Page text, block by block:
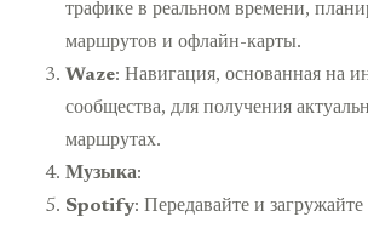
трафике в реальном времени,
маршрутов и офлайн-карты.
Waze: Навигация, основанная на
сообщества, для получения
маршрутах.
Музыка:
Spotify: Передавайте и